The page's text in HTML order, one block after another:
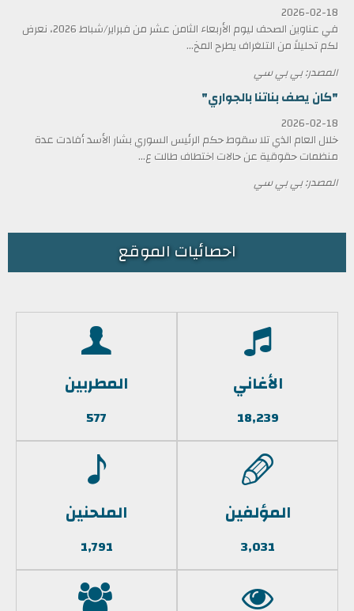
2026-02-18
في عناوين الصحف ليوم الأربعاء الثامن عشر من فبراير/شباط 2026، نعرض
لكم تحليلاً من التلغراف يطرح المخ...
المصدر: بي بي سي
"كان يصف بناتنا بالجواري"
2026-02-18
خلال العام الذي تلا سقوط حكم الرئيس السوري بشار الأسد أفادت عدة
منظمات حقوقية عن حالات اختطاف طالت ع...
المصدر: بي بي سي
احصائيات الموقع
الأغاني
18,239
المطربين
577
المؤلفين
3,031
الملحنين
1,791